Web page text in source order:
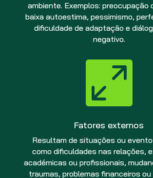
ambiente. Exemplos:
baixa autoestima, pessimismo,
dificuldade de adaptação e
negativo.

Fatores externos
Resultam de situações ou
como dificuldades nas relações,
académicas ou profissionais,
traumas, problemas financeiros ou